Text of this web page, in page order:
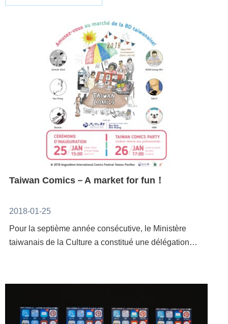
Taiwan Comics－A market for fun！
2018-01-25
Pour la septième année consécutive, le Ministère
taiwanais de la Culture a constitué une délégation
de la Bande Dessinée d’Angoulême, qui se déroulera
l’honneur 6 auteurs en particulier : RUAN Guang-Min,